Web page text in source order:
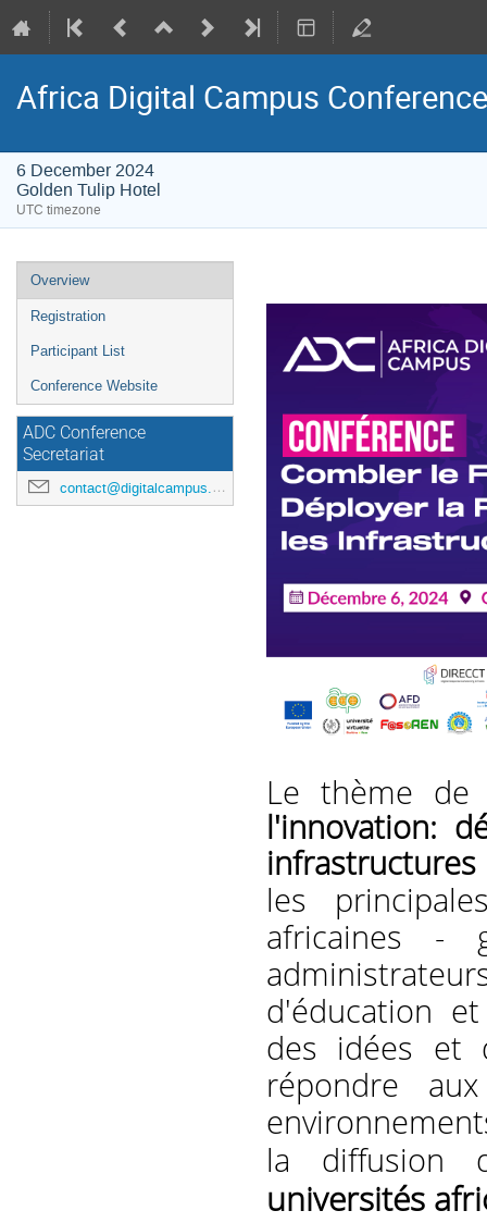
Africa Digital Campus
6 December 2024
Golden Tulip Hotel
UTC timezone
Event
menu
Overview
Registration
Participant List
Conference Website
ADC Conference
Secretariat
contact@digitalcampus.africa
Le thème de
l'innovation:
les
africaines -
d'éducation
des idées et
répondre
la diffusion
universités